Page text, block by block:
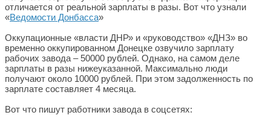
отличается от реальной зарплаты в разы. Вот что узнали
«Ведомости Донбасса»
Оккупационные «власти ДНР» и «руководство» «ДНЗ» во
временно оккупированном Донецке озвучило зарплату
рабочих завода – 50000 рублей. Однако, на самом деле
зарплаты в разы нижеуказанной. Максимально люди
получают около 10000 рублей. При этом задолженность по
зарплате составляет 4 месяца.
Вот что пишут работники завода в соцсетях: